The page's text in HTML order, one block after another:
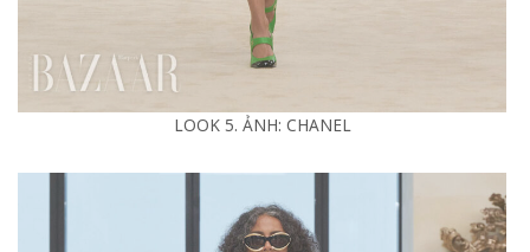
LOOK 5. ẢNH: CHANEL